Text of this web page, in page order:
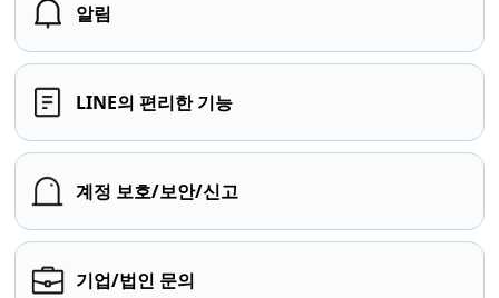
알림
LINE의 편리한 기능
계정 보호/보안/신고
기업/법인 문의